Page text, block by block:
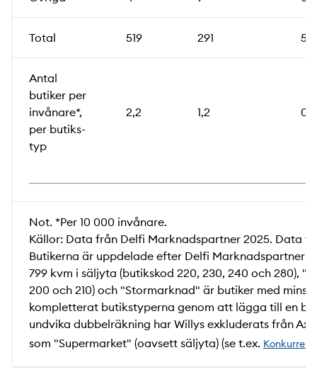
Total 519 291 59
Antal
butiker per
invånare*,
per butiks­
typ
2,2 1,2 0,3
Not. *Per 10 000 invånare.
Källor: Data från Delfi Marknadspartner 2025. Data
Butikerna är uppdelade efter Delfi
799 kvm i säljyta (butikskod 220, 230, 240 och 280),
200 och 210) och "Stormarknad" är butiker med minst
kompletterat butikstyperna genom att lägga till en
undvika dubbelräkning har Willys exkluderats från
som "Supermarket" (oavsett säljyta) (se t.ex.